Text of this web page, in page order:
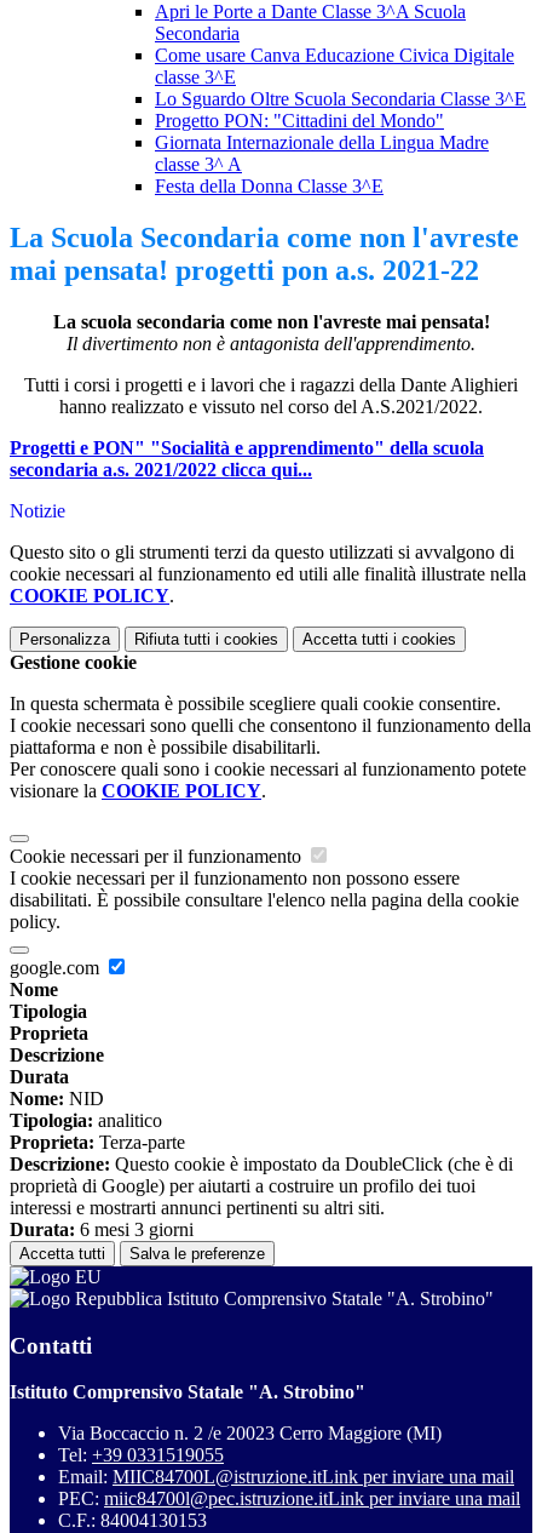
Apri le Porte a Dante Classe 3^A Scuola
Secondaria
Come usare Canva Educazione Civica Digitale
classe 3^E
Lo Sguardo Oltre Scuola Secondaria Classe 3^E
Progetto PON: "Cittadini del Mondo"
Giornata Internazionale della Lingua Madre
classe 3^ A
Festa della Donna Classe 3^E
La Scuola Secondaria come non l'avreste
mai pensata! progetti pon a.s. 2021-22
La scuola secondaria come non l'avreste mai pensata!
Il divertimento non è antagonista dell'apprendimento.
Tutti i corsi i progetti e i lavori che i ragazzi della Dante Alighieri
hanno realizzato e vissuto nel corso del A.S.2021/2022.
Progetti e PON" "Socialità e apprendimento" della scuola
secondaria a.s. 2021/2022 clicca qui...
Notizie
Questo sito o gli strumenti terzi da questo utilizzati si avvalgono di
cookie necessari al funzionamento ed utili alle finalità illustrate nella
COOKIE POLICY.
Personalizza Rifiuta tutti i cookies Accetta tutti i cookies
Gestione cookie
In questa schermata è possibile scegliere quali cookie consentire.
I cookie necessari sono quelli che consentono il funzionamento della
piattaforma e non è possibile disabilitarli.
Per conoscere quali sono i cookie necessari al funzionamento potete
visionare la COOKIE POLICY.
Cookie necessari per il funzionamento
I cookie necessari per il funzionamento non possono essere
disabilitati. È possibile consultare l'elenco nella pagina della cookie
policy.
google.com
Nome
Tipologia
Proprieta
Descrizione
Durata
Nome: NID
Tipologia: analitico
Proprieta: Terza-parte
Descrizione: Questo cookie è impostato da DoubleClick (che è di
proprietà di Google) per aiutarti a costruire un profilo dei tuoi
interessi e mostrarti annunci pertinenti su altri siti.
Durata: 6 mesi 3 giorni
Accetta tutti Salva le preferenze
Istituto Comprensivo Statale "A. Strobino"
Contatti
Istituto Comprensivo Statale "A. Strobino"
Via Boccaccio n. 2 /e 20023 Cerro Maggiore (MI)
Tel: +39 0331519055
Email: MIIC84700L@istruzione.itLink per inviare una mail
PEC: miic84700l@pec.istruzione.itLink per inviare una mail
C.F.: 84004130153